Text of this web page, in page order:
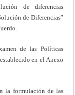
de diferencias
de Diferencias”
de las Políticas
en el Anexo
la formulación de las